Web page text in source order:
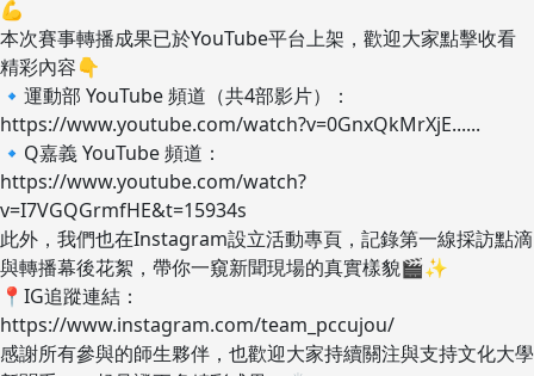
💪
本次賽事轉播成果已於YouTube平台上架，歡迎大家點擊收看
精彩內容👇
🔹運動部 YouTube 頻道（共4部影片）：
https://www.youtube.com/watch?v=0GnxQkMrXjE......
🔹Q嘉義 YouTube 頻道：
https://www.youtube.com/watch?
v=I7VGQGrmfHE&t=15934s
此外，我們也在Instagram設立活動專頁，記錄第一線採訪點滴
與轉播幕後花絮，帶你一窺新聞現場的真實樣貌🎬✨
📍IG追蹤連結：
https://www.instagram.com/team_pccujou/
感謝所有參與的師生夥伴，也歡迎大家持續關注與支持文化大學